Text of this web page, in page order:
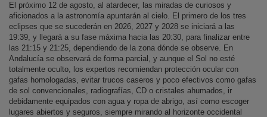
El próximo 12 de agosto, al atardecer, las miradas de curiosos y
aficionados a la astronomía apuntarán al cielo. El primero de los tres
eclipses que se sucederán en 2026, 2027 y 2028 se iniciará a las
19:39, y llegará a su fase máxima hacia las 20:30, para finalizar entre
las 21:15 y 21:25, dependiendo de la zona dónde se observe. En
Andalucía se observará de forma parcial, y aunque el Sol no esté
totalmente oculto, los expertos recomiendan protección ocular con
gafas homologadas, evitar trucos caseros y poco efectivos como gafas
de sol convencionales, radiografías, CD o cristales ahumados, ir
debidamente equipados con agua y ropa de abrigo, así como escoger
lugares abiertos y seguros, siempre mirando al horizonte occidental